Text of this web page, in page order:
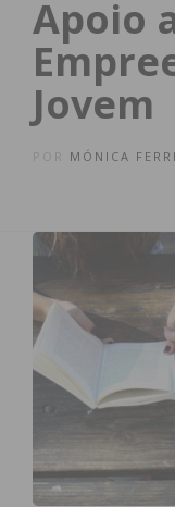
Apoio
Jovem
MÓNICA